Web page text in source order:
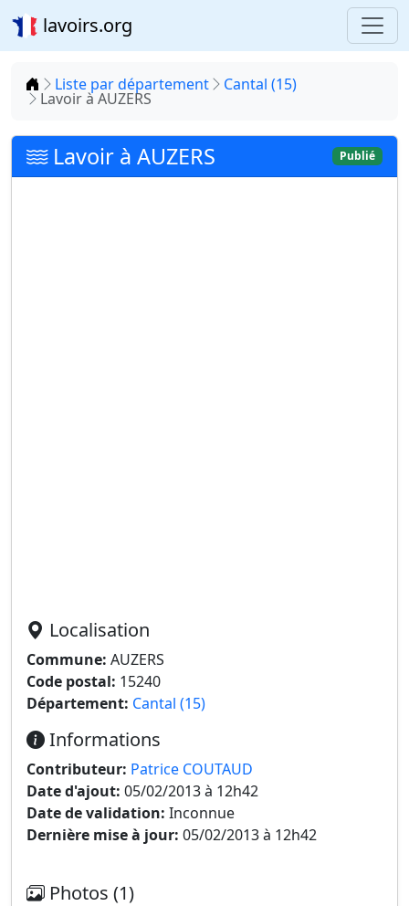
lavoirs.org
Accueil
Liste par département Cantal (15)
Lavoir à AUZERS
Lavoir à AUZERS Publié
Localisation
Commune: AUZERS
Code postal: 15240
Département: Cantal (15)
Informations
Contributeur: Patrice COUTAUD
Date d'ajout: 05/02/2013 à 12h42
Date de validation: Inconnue
Dernière mise à jour: 05/02/2013 à 12h42
Photos (1)